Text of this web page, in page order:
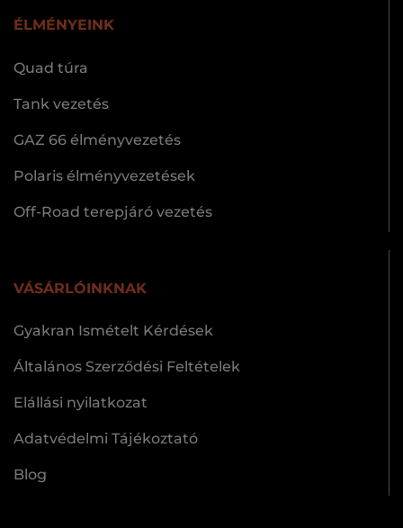
ÉLMÉNYEINK
Quad túra
Tank vezetés
GAZ 66 élményvezetés
Polaris élményvezetések
Off-Road terepjáró vezetés
VÁSÁRLÓINKNAK
Gyakran Ismételt Kérdések
Általános Szerződési Feltételek
Elállási nyilatkozat
Adatvédelmi Tájékoztató
Blog